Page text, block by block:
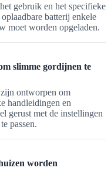
gebruik en het specifieke
batterij enkele
moet worden opgeladen.
slimme gordijnen te
ontworpen om
handleidingen en
gerust met de instellingen
passen.
worden